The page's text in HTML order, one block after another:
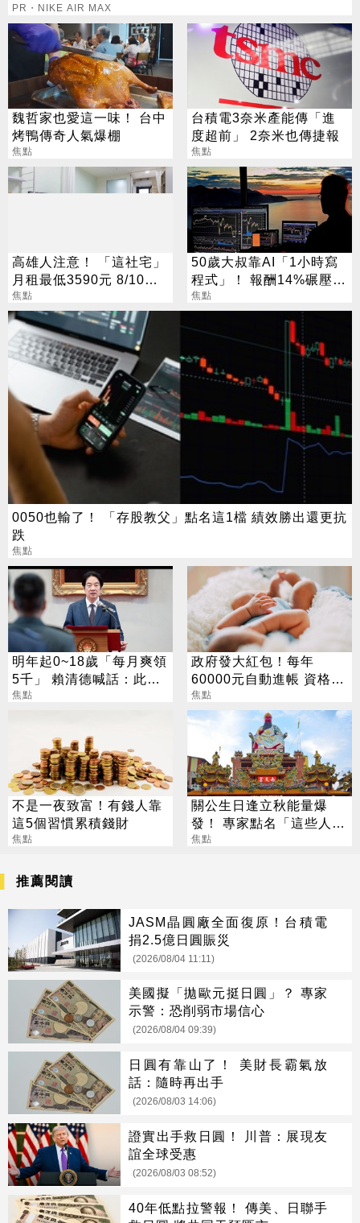
PR・NIKE AIR MAX
魏哲家也愛這一味！ 台中
烤鴨傳奇人氣爆棚
焦點
台積電3奈米產能傳「進
度超前」 2奈米也傳捷報
焦點
高雄人注意！ 「這社宅」
月租最低3590元 8/10起
放申請
焦點
50歲大叔靠AI「1小時寫
程式」！ 報酬14%碾壓標
普 直接辭職去炒股
焦點
0050也輸了！ 「存股教父」點名這1檔 績效勝出還更抗
跌
焦點
明年起0~18歲「每月爽領
5千」 賴清德喊話：此時
不生待何時
焦點
政府發大紅包！每年
60000元自動進帳 資格一
次看
焦點
不是一夜致富！有錢人靠
這5個習慣累積錢財
焦點
關公生日逢立秋能量爆
發！ 專家點名「這些人」
別亂拜
焦點
推薦閱讀
JASM晶圓廠全面復原！台積電
捐2.5億日圓賑災
(2026/08/04 11:11)
美國擬「拋歐元挺日圓」？ 專家
示警：恐削弱市場信心
(2026/08/04 09:39)
日圓有靠山了！ 美財長霸氣放
話：隨時再出手
(2026/08/03 14:06)
證實出手救日圓！ 川普：展現友
誼全球受惠
(2026/08/03 08:52)
40年低點拉警報！ 傳美、日聯手